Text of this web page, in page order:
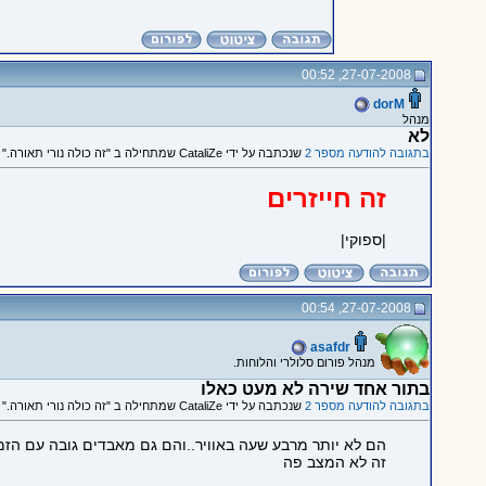
27-07-2008, 00:52
dorM
מנהל
לא
בתגובה להודעה מספר 2 שנכתבה על ידי CataliZe שמתחילה ב "זה כולה נורי תאורה."
זה חייזרים
|ספוקי|
27-07-2008, 00:54
asafdr
מנהל פורום סלולרי והלוחות.
בתור אחד שירה לא מעט כאלו
בתגובה להודעה מספר 2 שנכתבה על ידי CataliZe שמתחילה ב "זה כולה נורי תאורה."
הם לא יותר מרבע שעה באוויר..והם גם מאבדים גובה עם
זה לא המצב פה